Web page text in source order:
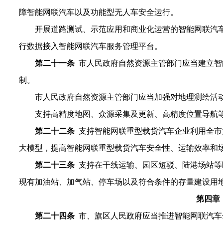
障智能网联汽车以及功能型无人车安全运行。
开展道路测试、示范应用和商业化运营的智能网联
行数据接入智能网联汽车服务管理平台。
第二十一条 市人民政府自然资源主管部门应当建立
制。
市人民政府自然资源主管部门应当加强对地理测绘活
支持高精度地图、众源采集及更新、高精度位置导航
第二十二条支持智能网联重型载货汽车企业利用全
大模型，提高智能网联重型载货汽车安全性、运输效率和
第二十三条 支持在干线运输、园区短驳、陆港场站
现有加油站、加气站、停车场以及符合条件的存量建设用
第四
第二十四条 市、旗区人民政府应当推进智能网联汽